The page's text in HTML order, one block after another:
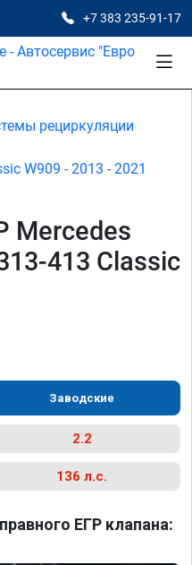
+7 383 235-91-17
рециркуляции
W909 - 2013 - 2021
Mercedes
413 Classic
Заводские
2.2
136 л.с.
ЕГР клапана: